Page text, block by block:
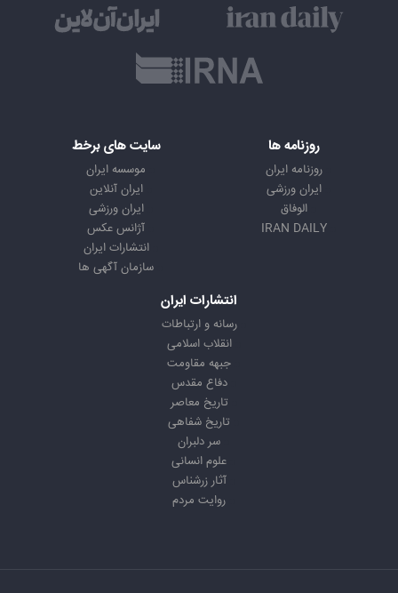
روزنامه ها
روزنامه ایران
ایران ورزشی
الوفاق
IRAN DAILY
سایت های برخط
موسسه ایران
ایران آنلاین
ایران ورزشی
آژانس عکس
انتشارات ایران
سازمان آگهی ها
انتشارات ایران
رسانه و ارتباطات
انقلاب اسلامی
جبهه مقاومت
دفاع مقدس
تاریخ معاصر
تاریخ شفاهی
سر دلبران
علوم انسانی
آثار زرشناس
روایت مردم